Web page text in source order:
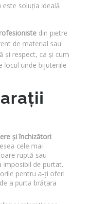
soluția ideală
din pietre
de material sau
și respect, ca și cum
locul unde bijuteriile
și închizători:
cele mai
ruptă sau
de purtat.
pentru a-ți oferi
a purta brățara